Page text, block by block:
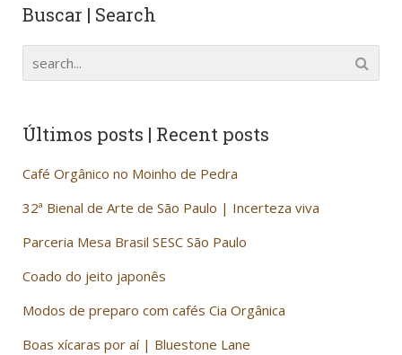
Buscar | Search
Últimos posts | Recent posts
Café Orgânico no Moinho de Pedra
32ª Bienal de Arte de São Paulo | Incerteza viva
Parceria Mesa Brasil SESC São Paulo
Coado do jeito japonês
Modos de preparo com cafés Cia Orgânica
Boas xícaras por aí | Bluestone Lane